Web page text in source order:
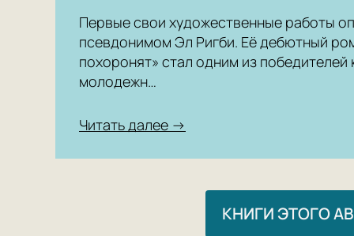
Первые свои художественные работы
псевдонимом Эл Ригби. Её дебютный
похоронят» стал одним из
молодежн…
Читать далее →
КНИГИ ЭТОГО